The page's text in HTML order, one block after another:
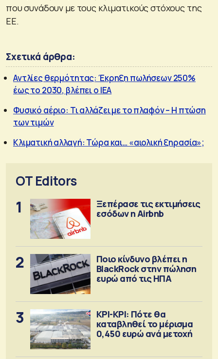
που συνάδουν με τους κλιματικούς στόχους της
ΕΕ.
Σχετικά άρθρα:
Αντλίες θερμότητας: Έκρηξη πωλήσεων 250%
έως το 2030, βλέπει ο ΙΕΑ
Φυσικό αέριο: Τι αλλάζει με το πλαφόν – Η πτώση
των τιμών
Κλιματική αλλαγή: Τώρα και… «αιολική ξηρασία»;
OT Editors
1
Ξεπέρασε τις εκτιμήσεις
εσόδων η Airbnb
2
Ποιο κίνδυνο βλέπει η
BlackRock στην πώληση
ευρώ από τις ΗΠΑ
3
ΚΡΙ-ΚΡΙ: Πότε θα
καταβληθεί το μέρισμα
0,450 ευρώ ανά μετοχή